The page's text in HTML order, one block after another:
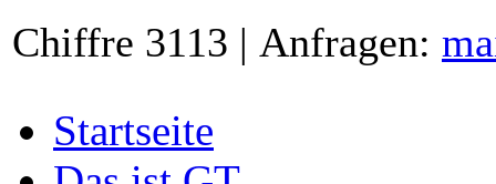
Chiffre 3113 | Anfragen:
Startseite